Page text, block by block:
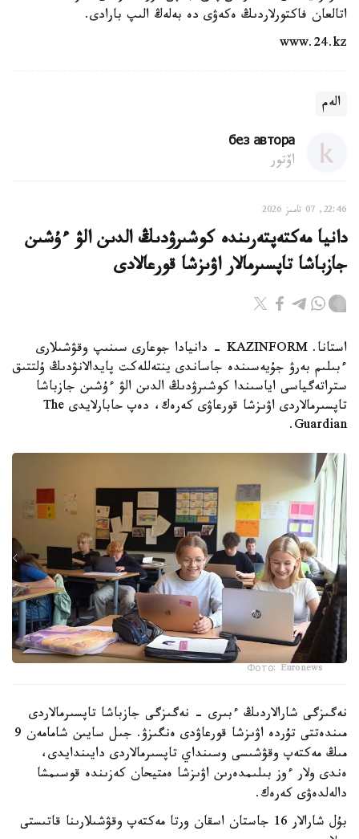
اتالعان فاكتورلاردىڭ ەكەۋى دە بەلەڭ الىپ بارادى.
www.24.kz
الەم
без автора
اۆتور
22:46, 07 تامىز 2026
دانيا مەكتەپتەرىندە كوشىرۋدىڭ الدىن الۋ ءۇشىن
جازباشا تاپسىرمالار اۋىزشا قورعالادى
استانا. KAZINFORM - دانيادا جوعارى سىنىپ وقۋشىلارى
ءبىلىم بەرۋ جۇيەسىندە جاساندى ينتەللەكت پايدالانۋدىڭ ۇلتتىق
ستراتەگياسى اياسىندا كوشىرۋدىڭ الدىن الۋ ءۇشىن جازباشا
تاپسىرمالاردى اۋىزشا قورعاۋى كەرەك، دەپ حابارلايدى The
Guardian.
Фото: Euronews
نەگىزگى شارالاردىڭ ءبىرى - نەگىزگى جازباشا تاپسىرمالاردى
مىندەتتى تۇردە اۋىزشا قورعاۋدى ەنگىزۋ. جىل سايىن شامامەن 9
مىڭ مەكتەپ وقۋشىسى وسىنداي تاپسىرمالاردى دايىندايدى،
ەندى ولار ءوز بىلىمدەرىن اۋىزشا ەمتيحان كەزىندە قوسىمشا
دالەلدەۋى كەرەك.
بۇل شارالار 16 جاستان اسقان ورتا مەكتەپ وقۋشىلارىنا قاتىستى